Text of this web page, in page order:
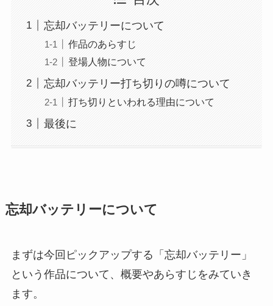
忘却バッテリーについて
作品のあらすじ
登場人物について
忘却バッテリー打ち切りの噂について
打ち切りといわれる理由について
最後に
忘却バッテリーについて
まずは今回ピックアップする「忘却バッテリー」
という作品について、概要やあらすじをみていき
ます。